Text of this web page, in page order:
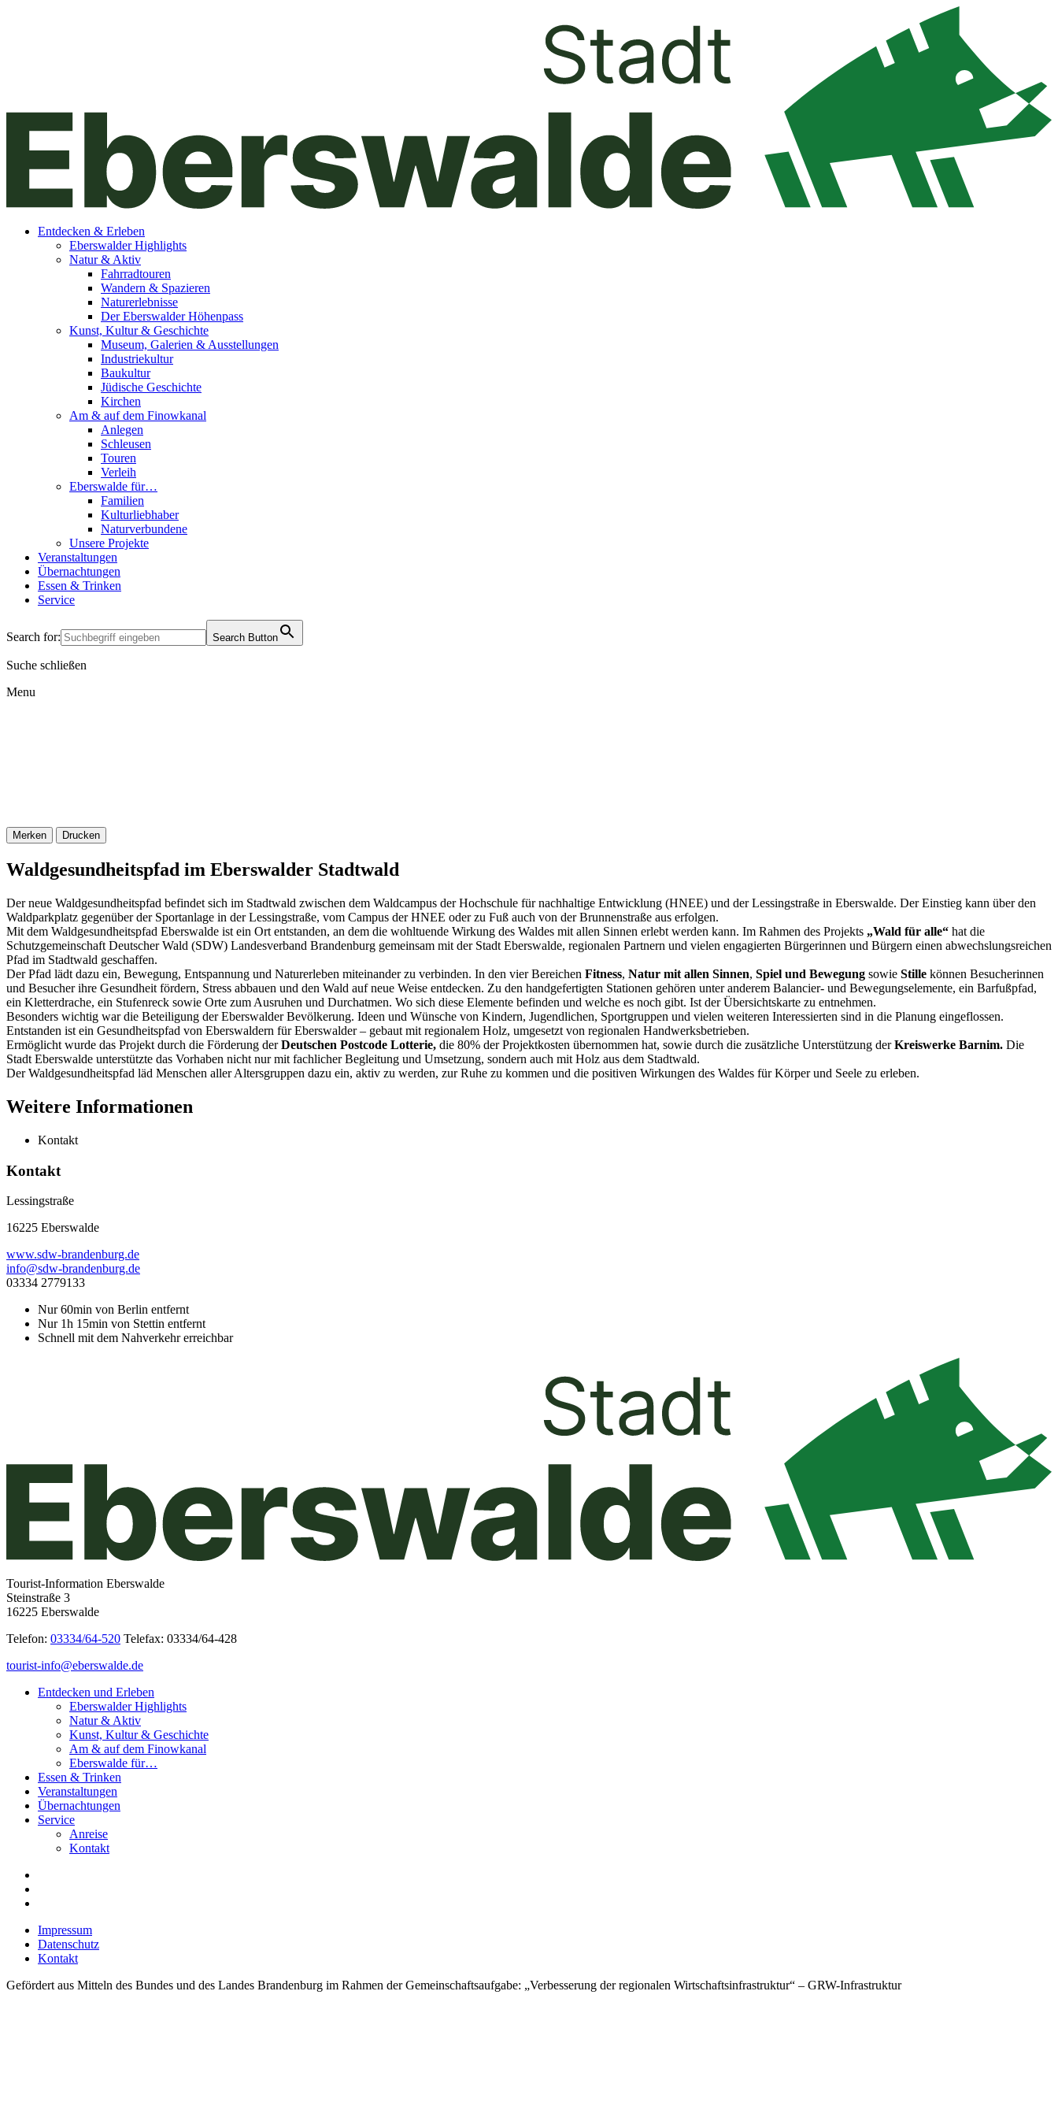
Entdecken & Erleben
Eberswalder Highlights
Natur & Aktiv
Fahrradtouren
Wandern & Spazieren
Naturerlebnisse
Der Eberswalder Höhenpass
Kunst, Kultur & Geschichte
Museum, Galerien & Ausstellungen
Industriekultur
Baukultur
Jüdische Geschichte
Kirchen
Am & auf dem Finowkanal
Anlegen
Schleusen
Touren
Verleih
Eberswalde für…
Familien
Kulturliebhaber
Naturverbundene
Unsere Projekte
Veranstaltungen
Übernachtungen
Essen & Trinken
Service
Search for: Search Button
Suche schließen
Menu
Merken Drucken
Waldgesundheitspfad im Eberswalder Stadtwald
Der neue Waldgesundheitspfad befindet sich im Stadtwald zwischen dem Waldcampus der Hochschule für nachhaltige Entwicklung (HNEE) und der Lessingstraße in Eberswalde. Der Einstieg kann über den
Waldparkplatz gegenüber der Sportanlage in der Lessingstraße, vom Campus der HNEE oder zu Fuß auch von der Brunnenstraße aus erfolgen.
Mit dem Waldgesundheitspfad Eberswalde ist ein Ort entstanden, an dem die wohltuende Wirkung des Waldes mit allen Sinnen erlebt werden kann. Im Rahmen des Projekts „Wald für alle“ hat die
Schutzgemeinschaft Deutscher Wald (SDW) Landesverband Brandenburg gemeinsam mit der Stadt Eberswalde, regionalen Partnern und vielen engagierten Bürgerinnen und Bürgern einen abwechslungsreichen
Pfad im Stadtwald geschaffen.
Der Pfad lädt dazu ein, Bewegung, Entspannung und Naturerleben miteinander zu verbinden. In den vier Bereichen Fitness, Natur mit allen Sinnen, Spiel und Bewegung sowie Stille können Besucherinnen
und Besucher ihre Gesundheit fördern, Stress abbauen und den Wald auf neue Weise entdecken. Zu den handgefertigten Stationen gehören unter anderem Balancier- und Bewegungselemente, ein Barfußpfad,
ein Kletterdrache, ein Stufenreck sowie Orte zum Ausruhen und Durchatmen. Wo sich diese Elemente befinden und welche es noch gibt. Ist der Übersichtskarte zu entnehmen.
Besonders wichtig war die Beteiligung der Eberswalder Bevölkerung. Ideen und Wünsche von Kindern, Jugendlichen, Sportgruppen und vielen weiteren Interessierten sind in die Planung eingeflossen.
Entstanden ist ein Gesundheitspfad von Eberswaldern für Eberswalder – gebaut mit regionalem Holz, umgesetzt von regionalen Handwerksbetrieben.
Ermöglicht wurde das Projekt durch die Förderung derDeutschen Postcode Lotterie, die 80% der Projektkosten übernommen hat, sowie durch die zusätzliche Unterstützung derKreiswerke Barnim. Die
Stadt Eberswalde unterstützte das Vorhaben nicht nur mit fachlicher Begleitung und Umsetzung, sondern auch mit Holz aus dem Stadtwald.
Der Waldgesundheitspfad läd Menschen aller Altersgruppen dazu ein, aktiv zu werden, zur Ruhe zu kommen und die positiven Wirkungen des Waldes für Körper und Seele zu erleben.
Weitere Informationen
Kontakt
Kontakt
Lessingstraße
16225 Eberswalde
www.sdw-brandenburg.de
info@sdw-brandenburg.de
03334 2779133
Nur 60min von Berlin entfernt
Nur 1h 15min von Stettin entfernt
Schnell mit dem Nahverkehr erreichbar
Tourist-Information Eberswalde
Steinstraße 3
16225 Eberswalde
Telefon: 03334/64-520 Telefax: 03334/64-428
tourist-info@eberswalde.de
Entdecken und Erleben
Eberswalder Highlights
Natur & Aktiv
Kunst, Kultur & Geschichte
Am & auf dem Finowkanal
Eberswalde für…
Essen & Trinken
Veranstaltungen
Übernachtungen
Service
Anreise
Kontakt
Impressum
Datenschutz
Kontakt
Gefördert aus Mitteln des Bundes und des Landes Brandenburg im Rahmen der Gemeinschaftsaufgabe: „Verbesserung der regionalen Wirtschaftsinfrastruktur“ – GRW-Infrastruktur